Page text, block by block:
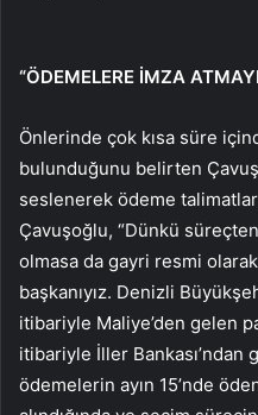
“ÖDEMELERE İMZA
Önlerinde çok kısa süre
bulunduğunu belirten
seslenerek ödeme
Çavuşoğlu, “Dünkü
olmasa da gayri resmi
başkanıyız. Denizli
itibariyle Maliye’den gelen
itibariyle İller
ödemelerin ayın 15’nde